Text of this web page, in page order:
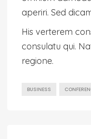
aperiri. Sed
His verterem
consulatu qui.
regione.
BUSINESS